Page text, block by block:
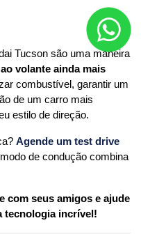
Tucson são uma maneira
volante ainda mais
combustível, garantir um
de um carro mais
estilo de direção.
Agende um test drive
de condução combina
com seus amigos e ajude
tecnologia incrível!